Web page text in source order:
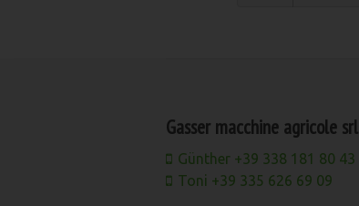
Gasser macchine agricole srl
Günther +39 338 181 80 43
Toni +39 335 626 69 09